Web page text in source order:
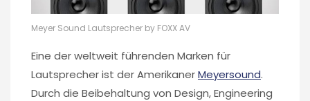
Meyer Sound Lautsprecher by FOXX AV
Eine der weltweit führenden Marken für
Lautsprecher ist der AmerikanerMeyersound.
Durch die Beibehaltung von Design, Engineering